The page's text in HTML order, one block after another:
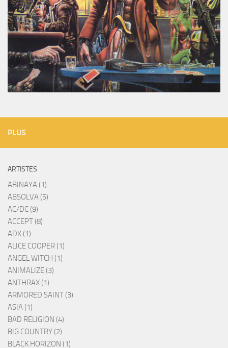
PLUS
ARTISTES
ABINAYA (1)
ABSOLVA (5)
AC/DC (9)
ACCEPT (8)
ADX (1)
ALICE COOPER (1)
ANGEL WITCH (1)
ANIMALIZE (3)
ANTHRAX (1)
ARMORED SAINT (3)
ASIA (1)
BAD RELIGION (4)
BIG COUNTRY (2)
BLACK HORIZON (1)